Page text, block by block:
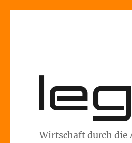
Wirtschaft durch die